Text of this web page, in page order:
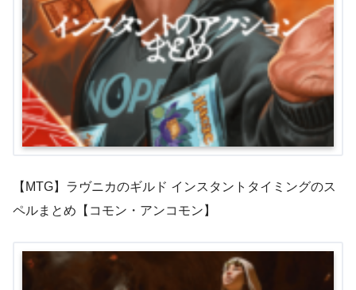
【MTG】ラヴニカのギルド インスタントタイミングのス
ペルまとめ【コモン・アンコモン】